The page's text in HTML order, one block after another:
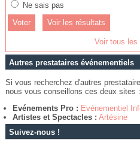
Ne sais pas
Voir les résultats
Voir tous les
Autres prestataires événementiels
Si vous recherchez d'autres
nous vous conseillons ces deux sites :
Evénements Pro : Evénementiel
Artistes et Spectacles : Artésine
Suivez-nous !